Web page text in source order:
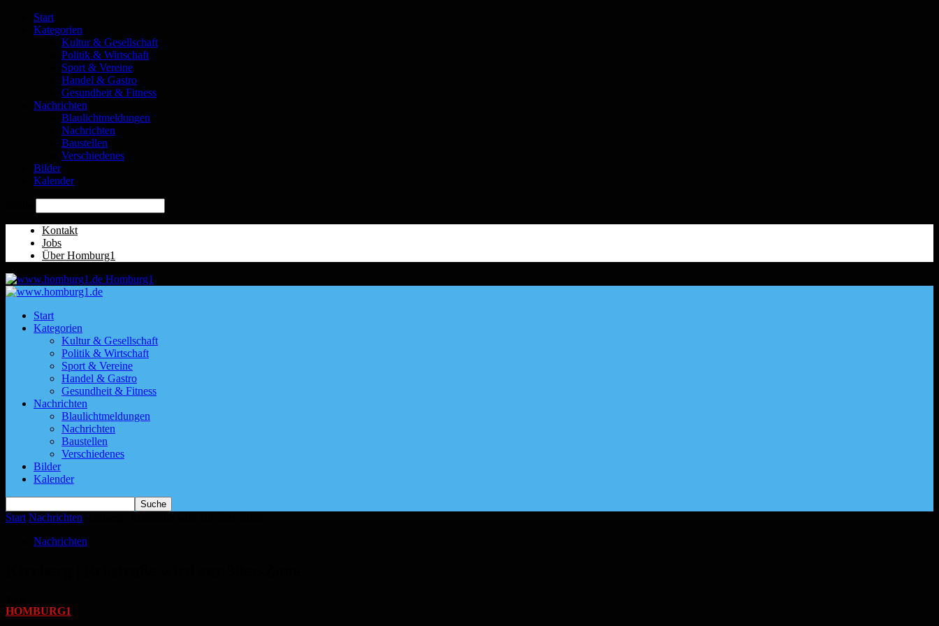
Start
Kategorien
Kultur & Gesellschaft
Politik & Wirtschaft
Sport & Vereine
Handel & Gastro
Gesundheit & Fitness
Nachrichten
Blaulichtmeldungen
Nachrichten
Baustellen
Verschiedenes
Bilder
Kalender
Kontakt
Jobs
Über Homburg1
Homburg1
Start
Kategorien
Kultur & Gesellschaft
Politik & Wirtschaft
Sport & Vereine
Handel & Gastro
Gesundheit & Fitness
Nachrichten
Blaulichtmeldungen
Nachrichten
Baustellen
Verschiedenes
Bilder
Kalender
Start Nachrichten
Nachrichten
HOMBURG1